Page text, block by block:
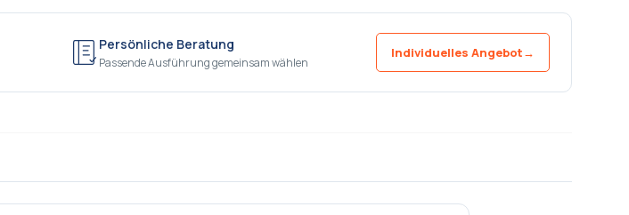
Persönliche Beratung
Passende Ausführung gemeinsam wählen
Individuelles Angebot→